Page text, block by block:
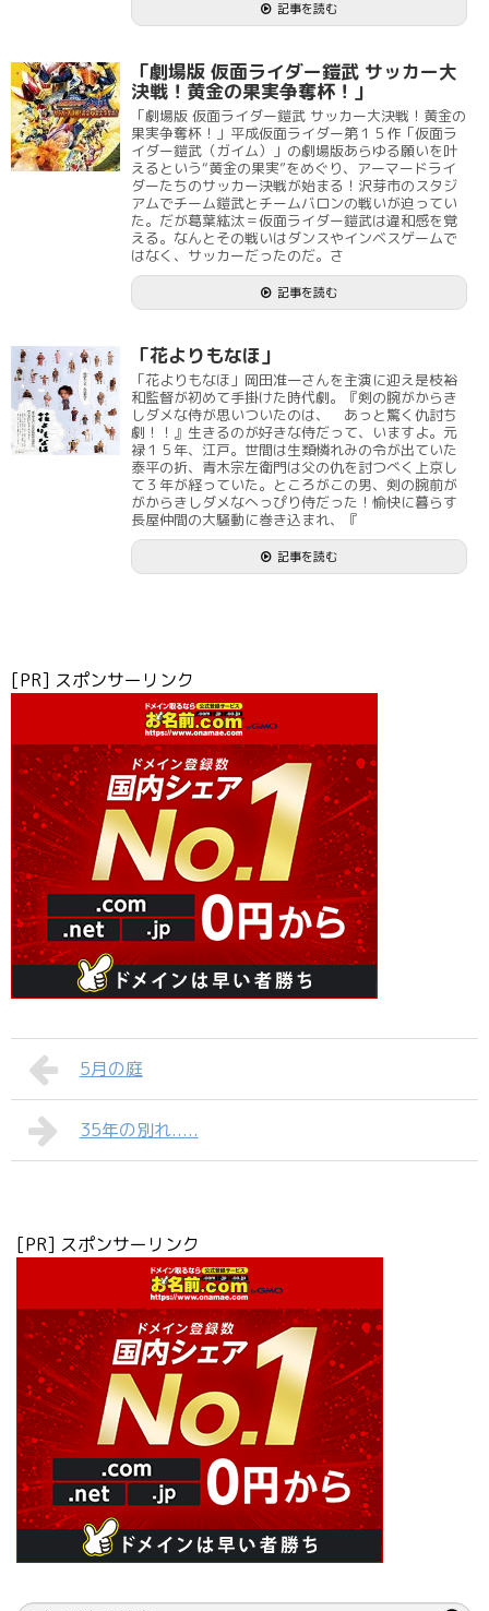
記事を読む
「劇場版 仮面ライダー鎧武 サッカー大
決戦！黄金の果実争奪杯！」
「劇場版 仮面ライダー鎧武 サッカー大決戦！黄金の
果実争奪杯！」平成仮面ライダー第１５作「仮面ラ
イダー鎧武（ガイム）」の劇場版あらゆる願いを叶
えるという“黄金の果実”をめぐり、アーマードライ
ダーたちのサッカー決戦が始まる！沢芽市のスタジ
アムでチーム鎧武とチームバロンの戦いが迫ってい
た。だが葛葉紘汰＝仮面ライダー鎧武は違和感を覚
える。なんとその戦いはダンスやインベスゲームで
はなく、サッカーだったのだ。さ
記事を読む
「花よりもなほ」
「花よりもなほ」岡田准一さんを主演に迎え是枝裕
和監督が初めて手掛けた時代劇。『剣の腕がからき
しダメな侍が思いついたのは、 あっと驚く仇討ち
劇！！』生きるのが好きな侍だって、いますよ。元
禄１５年、江戸。世間は生類憐れみの令が出ていた
泰平の折、青木宗左衛門は父の仇を討つべく上京し
て３年が経っていた。ところがこの男、剣の腕前が
がからきしダメなへっぴり侍だった！愉快に暮らす
長屋仲間の大騒動に巻き込まれ、『
記事を読む
[PR] スポンサーリンク
5月の庭
35年の別れ.....
[PR] スポンサーリンク